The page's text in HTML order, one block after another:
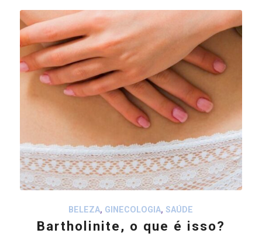
BELEZA, GINECOLOGIA,SAÚDE
Bartholinite, o que é isso?